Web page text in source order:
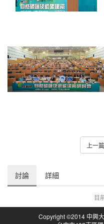
上一篇
討論 詳細
目
Copyright ©2014 中興